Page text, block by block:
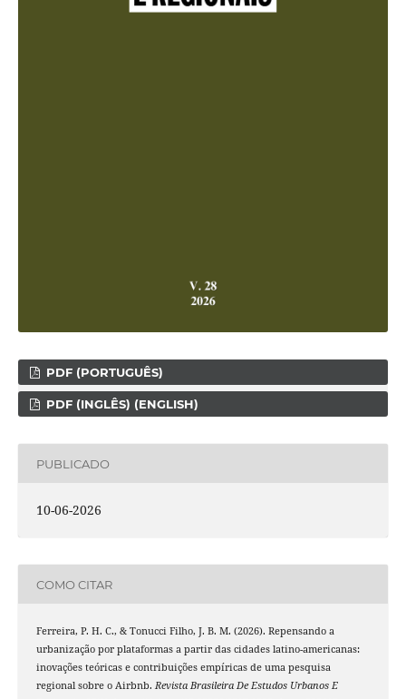
PDF (PORTUGUÊS)
PDF (INGLÊS) (ENGLISH)
PUBLICADO
10-06-2026
COMO CITAR
Ferreira, P. H. C., & Tonucci Filho, J. B. M. (2026). Repensando a
urbanização por plataformas a partir das cidades latino-americanas:
inovações teóricas e contribuições empíricas de uma pesquisa
regional sobre o Airbnb. Revista Brasileira De Estudos Urbanos E